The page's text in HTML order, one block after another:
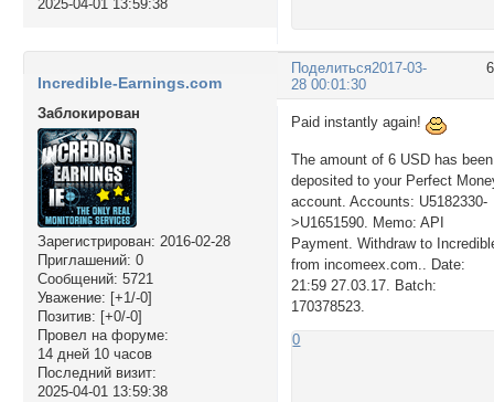
2025-04-01 13:59:38
Поделиться2017-03-
28 00:01:30
Incredible-Earnings.com
Заблокирован
Зарегистрирован: 2016-02-28
Приглашений: 0
Сообщений: 5721
Уважение: [+1/-0]
Позитив: [+0/-0]
Провел на форуме:
14 дней 10 часов
Последний визит:
2025-04-01 13:59:38
Paid instantly again!
The amount of 6 USD has been
deposited to your Perfect
account. Accounts: U5182330-
>U1651590. Memo: API
Payment. Withdraw to
from incomeex.com.. Date:
21:59 27.03.17. Batch:
170378523.
0